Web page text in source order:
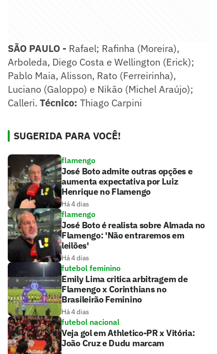
SÃO PAULO - Rafael; Rafinha (Moreira),
Arboleda, Diego Costa e Wellington (Erick);
Pablo Maia, Alisson, Rato (Ferreirinha),
Luciano (Galoppo) e Nikão (Michel Araújo);
Calleri. Técnico: Thiago Carpini
SUGERIDA PARA VOCÊ!
flamengo
José Boto admite outras opções e
aumenta expectativa por Luiz
Henrique no Flamengo
Há 4 dias
flamengo
José Boto é realista sobre Almada no
Flamengo: 'Não entraremos em
leilões'
Há 4 dias
futebol feminino
Emily Lima critica arbitragem de
Flamengo x Corinthians no
Brasileirão Feminino
Há 4 dias
futebol nacional
Veja gol em Athletico-PR x Vitória:
João Cruz e Dudu marcam